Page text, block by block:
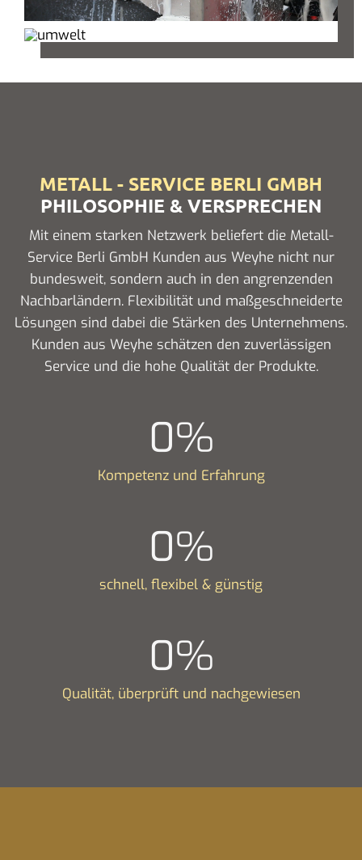
METALL - SERVICE BERLI GMBH
PHILOSOPHIE & VERSPRECHEN
Mit einem starken Netzwerk beliefert die Metall-
Service Berli GmbH Kunden aus Weyhe nicht nur
bundesweit, sondern auch in den angrenzenden
Nachbarländern. Flexibilität und maßgeschneiderte
Lösungen sind dabei die Stärken des Unternehmens.
Kunden aus Weyhe schätzen den zuverlässigen
Service und die hohe Qualität der Produkte.
0%
Kompetenz und Erfahrung
0%
schnell, flexibel & günstig
0%
Qualität, überprüft und nachgewiesen